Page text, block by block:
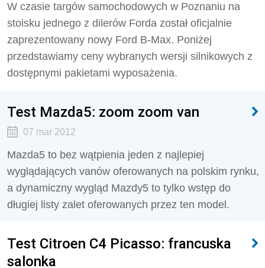
W czasie targów samochodowych w Poznaniu na
stoisku jednego z dilerów Forda został oficjalnie
zaprezentowany nowy Ford B-Max. Poniżej
przedstawiamy ceny wybranych wersji silnikowych z
dostępnymi pakietami wyposażenia.
Test Mazda5: zoom zoom van
07 mar 2012
Mazda5 to bez wątpienia jeden z najlepiej
wyglądających vanów oferowanych na polskim rynku,
a dynamiczny wygląd Mazdy5 to tylko wstęp do
długiej listy zalet oferowanych przez ten model.
Test Citroen C4 Picasso: francuska
salonka